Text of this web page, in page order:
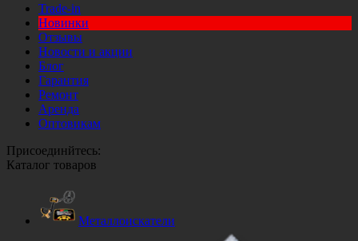
Trade-in
Новинки
Отзывы
Новости и акции
Блог
Гарантия
Ремонт
Аренда
Оптовикам
Присоединйтесь:
Каталог товаров
Металлоискатели